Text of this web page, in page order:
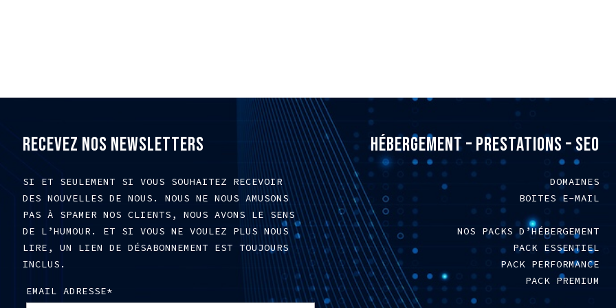
RECEVEZ NOS NEWSLETTERS
SI ET SEULEMENT SI VOUS SOUHAITEZ RECEVOIR
DES NOUVELLES DE NOUS. NOUS NE NOUS AMUSONS
PAS À SPAMER NOS CLIENTS, NOUS AVONS LE SENS
DE L’HUMOUR. ET SI VOUS NE VOULEZ PLUS NOUS
LIRE, UN LIEN DE DÉSABONNEMENT EST TOUJOURS
INCLUS.
EMAIL ADRESSE*
HÉBERGEMENT – PRESTATIONS – SEO
DOMAINES
BOITES E-MAIL
NOS PACKS D’HÉBERGEMENT
PACK ESSENTIEL
PACK PERFORMANCE
PACK PREMIUM